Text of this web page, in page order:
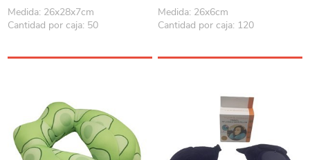
Medida: 26x28x7cm
Cantidad por caja: 50
Medida: 26x6cm
Cantidad por caja: 120